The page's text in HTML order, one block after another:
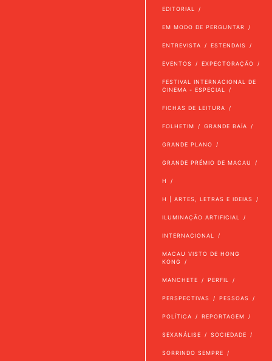
EDITORIAL
EM MODO DE PERGUNTAR
ENTREVISTA ESTENDAIS
EVENTOS EXPECTORAÇÃO
FESTIVAL INTERNACIONAL DE
CINEMA - ESPECIAL
FICHAS DE LEITURA
FOLHETIM GRANDE BAÍA
GRANDE PLANO
GRANDE PRÉMIO DE MACAU
H
H | ARTES, LETRAS E IDEIAS
ILUMINAÇÃO ARTIFICIAL
INTERNACIONAL
MACAU VISTO DE HONG
KONG
MANCHETE PERFIL
PERSPECTIVAS PESSOAS
POLÍTICA REPORTAGEM
SEXANÁLISE SOCIEDADE
SORRINDO SEMPRE